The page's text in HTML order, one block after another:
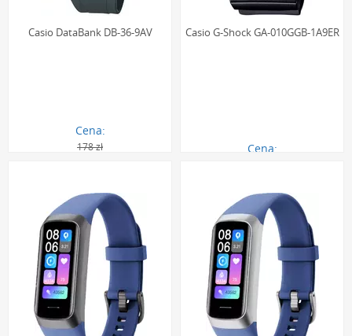
Casio DataBank DB-36-9AV
Cena:
178 zł
Casio G-Shock GA-010GGB-1A9ER
Cena: